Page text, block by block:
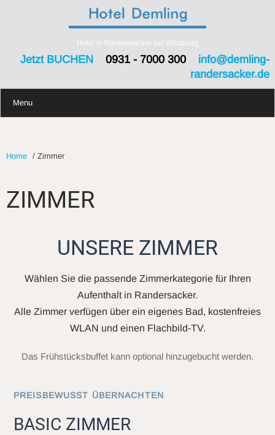
Hotel in Randersacker bei Würzburg
Jetzt BUCHEN0931 - 7000 300 info@demling-
randersacker.de
Menu
Home / Zimmer
ZIMMER
UNSERE ZIMMER
Wählen Sie die passende Zimmerkategorie für Ihren
Aufenthalt in Randersacker.
Alle Zimmer verfügen über ein eigenes Bad, kostenfreies
WLAN und einen Flachbild-TV.
Das Frühstücksbuffet kann optional hinzugebucht werden.
PREISBEWUSST ÜBERNACHTEN
BASIC ZIMMER